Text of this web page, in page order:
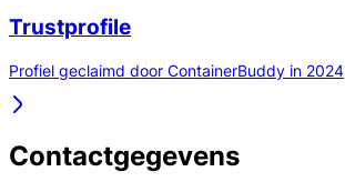
Trustprofile
Profiel geclaimd door ContainerBuddy in 2024
Contactgegevens